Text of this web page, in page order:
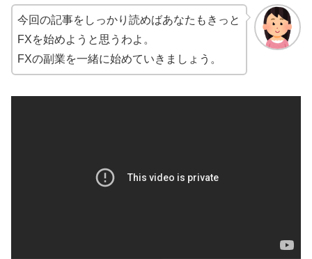
今回の記事をしっかり読めばあなたもきっと
FXを始めようと思うわよ。
FXの副業を一緒に始めていきましょう。